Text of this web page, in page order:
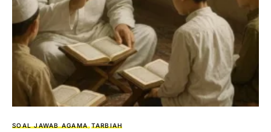
SOAL JAWAB AGAMA TARBIAH